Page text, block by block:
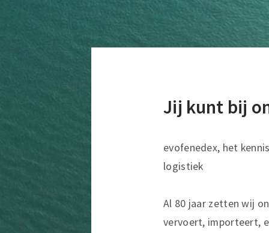
Jij kunt bij
evofenedex, het
logistiek
Al 80 jaar zetten wij
vervoert, importeert,